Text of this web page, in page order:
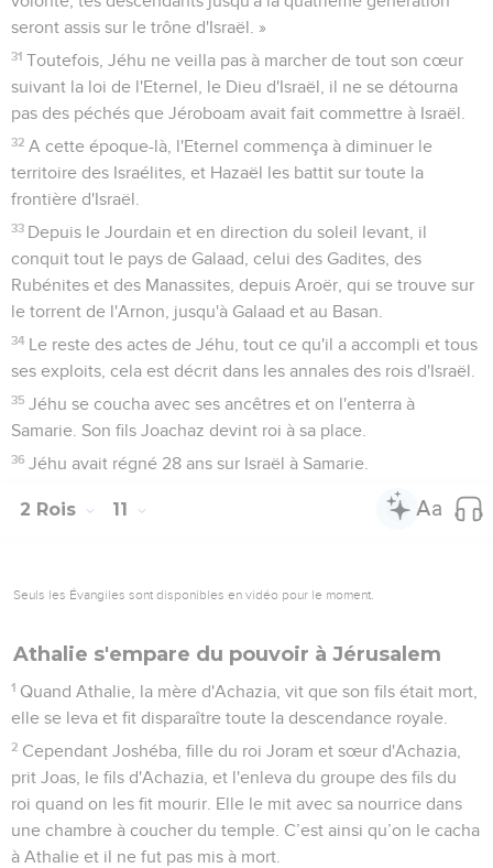
seront assis sur le trône d'Israël. »
31 Toutefois, Jéhu ne veilla pas à marcher de tout son cœur
suivant la loi de l'Eternel, le Dieu d'Israël, il ne se détourna
pas des péchés que Jéroboam avait fait commettre à Israël.
32 A cette époque-là, l'Eternel commença à diminuer le
territoire des Israélites, et Hazaël les battit sur toute la
frontière d'Israël.
33 Depuis le Jourdain et en direction du soleil levant, il
conquit tout le pays de Galaad, celui des Gadites, des
Rubénites et des Manassites, depuis Aroër, qui se trouve sur
le torrent de l'Arnon, jusqu'à Galaad et au Basan.
34 Le reste des actes de Jéhu, tout ce qu'il a accompli et tous
ses exploits, cela est décrit dans les annales des rois d'Israël.
35 Jéhu se coucha avec ses ancêtres et on l'enterra à
Samarie. Son fils Joachaz devint roi à sa place.
36 Jéhu avait régné 28 ans sur Israël à Samarie.
2 Rois 11
Seuls les Évangiles sont disponibles en vidéo pour le moment.
Athalie s'empare du pouvoir à Jérusalem
1 Quand Athalie, la mère d'Achazia, vit que son fils était mort,
elle se leva et fit disparaître toute la descendance royale.
2 Cependant Joshéba, fille du roi Joram et sœur d'Achazia,
prit Joas, le fils d'Achazia, et l'enleva du groupe des fils du
roi quand on les fit mourir. Elle le mit avec sa nourrice dans
une chambre à coucher du temple. C’est ainsi qu’on le cacha
à Athalie et il ne fut pas mis à mort.